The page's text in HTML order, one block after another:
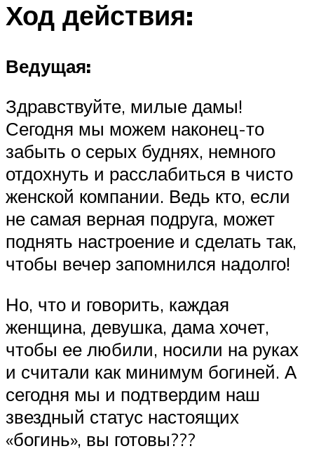
Ход действия:
Ведущая:
Здравствуйте, милые дамы!
Сегодня мы можем наконец-то
забыть о серых буднях, немного
отдохнуть и расслабиться в чисто
женской компании. Ведь кто, если
не самая верная подруга, может
поднять настроение и сделать так,
чтобы вечер запомнился надолго!
Но, что и говорить, каждая
женщина, девушка, дама хочет,
чтобы ее любили, носили на руках
и считали как минимум богиней. А
сегодня мы и подтвердим наш
звездный статус настоящих
«богинь», вы готовы???